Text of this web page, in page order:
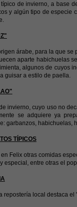
típico de invierno, a base
y algún tipo de especie
árabe, para la que se
aparte habichuelas
algunos de cuyos
guisar a estilo de paella.
invierno, cuyo uso no
se adquiere ya
garbanzos, habichuelas,
TÍPICOS
Felix otras comidas
especial, entre otras el
repostería local destaca